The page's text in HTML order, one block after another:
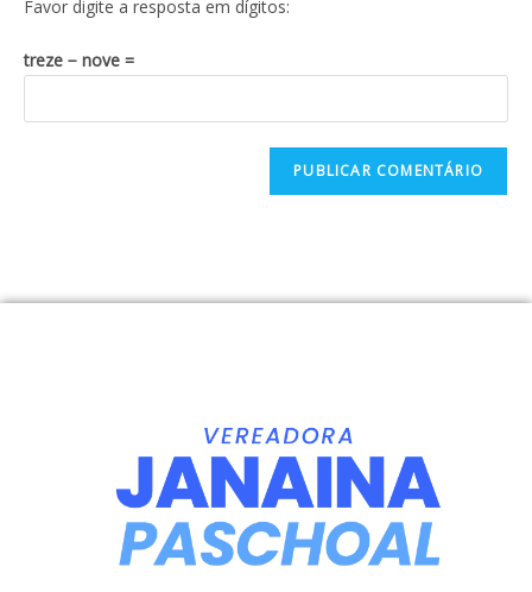
Favor digite a resposta em dígitos:
treze − nove =